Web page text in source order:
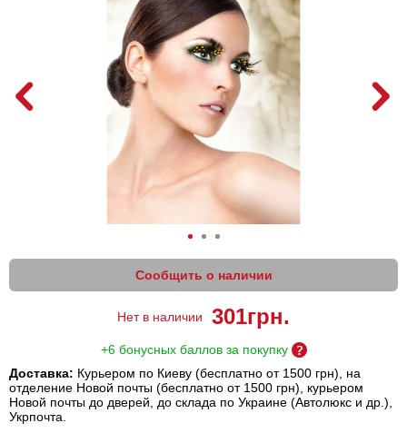
Сообщить о наличии
Нет в наличии 301грн.
+6 бонусных баллов за покупку
Доставка: Курьером по Киеву (бесплатно от 1500 грн), на
отделение Новой почты (бесплатно от 1500 грн), курьером
Новой почты до дверей, до склада по Украине (Автолюкс и др.),
Укрпочта.